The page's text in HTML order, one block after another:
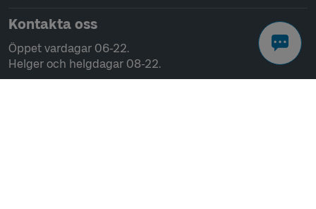
Kontakta oss
Öppet vardagar 06-22.
Helger och helgdagar 08-22.